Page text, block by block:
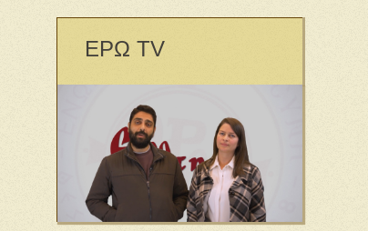
ΕΡΩ TV